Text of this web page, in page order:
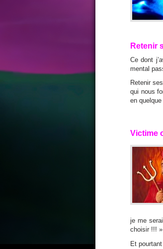
Retenir
Ce dont
mental
Retenir
qui nous
en
Victime
je me
choisir !!! »
Et